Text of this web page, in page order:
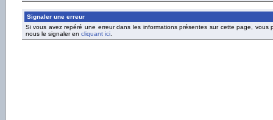
Signaler une erreur
Si vous avez repéré une erreur dans les informations présentes sur cette page, vous
nous le signaler en cliquant ici.